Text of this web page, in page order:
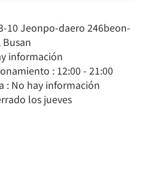
10 Jeonpo-daero 246beon-
información
: 12:00 - 21:00
: No hay información
los jueves